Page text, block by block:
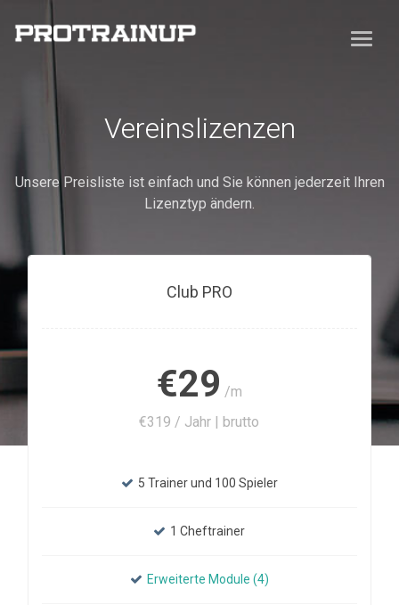
Vereinslizenzen
Unsere Preisliste ist einfach und Sie können jederzeit Ihren
Lizenztyp ändern.
Club PRO
€29 /m
€319 / Jahr | brutto
5 Trainer und 100 Spieler
1 Cheftrainer
Erweiterte Module (4)